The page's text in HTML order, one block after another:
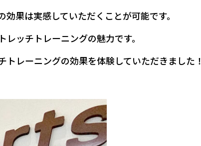
効果は実感していただくことが可能です。
レッチトレーニングの魅力です。
レーニングの効果を体験していただきました！